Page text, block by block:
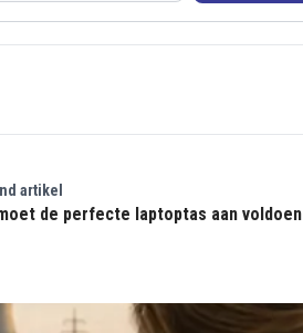
artikel
de perfecte laptoptas aan voldoen